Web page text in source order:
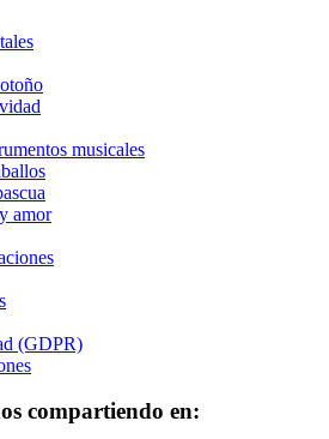
musicales
amor
(GDPR)
compartiendo en: